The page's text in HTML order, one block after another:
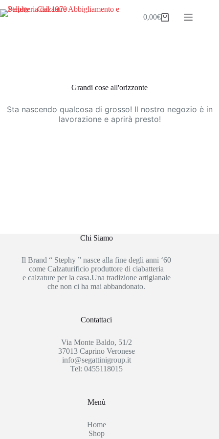
al
Carrello
0,00€
Grandi cose all'orizzonte
Sta nascendo qualcosa di grosso! Il nostro negozio è in
lavorazione e aprirà presto!
Chi Siamo
Il Brand “ Stephy ” nasce alla fine degli anni ‘60
come Calzaturificio produttore di ciabatteria
e calzature per la casa.Una tradizione artigianale
che non ci ha mai abbandonato.
Contattaci
Via Monte Baldo, 51/2
37013 Caprino Veronese
info@segattinigroup.it
Tel: 0455118015
Menù
Home
Shop